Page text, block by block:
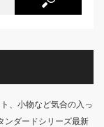
、小物など気合の入っ
ンダードシリーズ最新